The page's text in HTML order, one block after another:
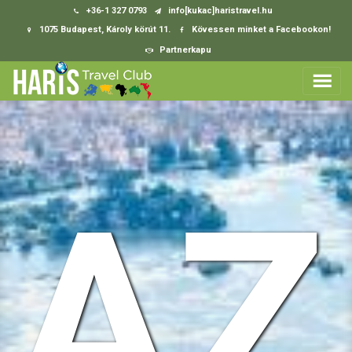
+36-1 327 0793
info[kukac]haristravel.hu
1075 Budapest, Károly körút 11.
Kövessen minket a Facebookon!
Partnerkapu